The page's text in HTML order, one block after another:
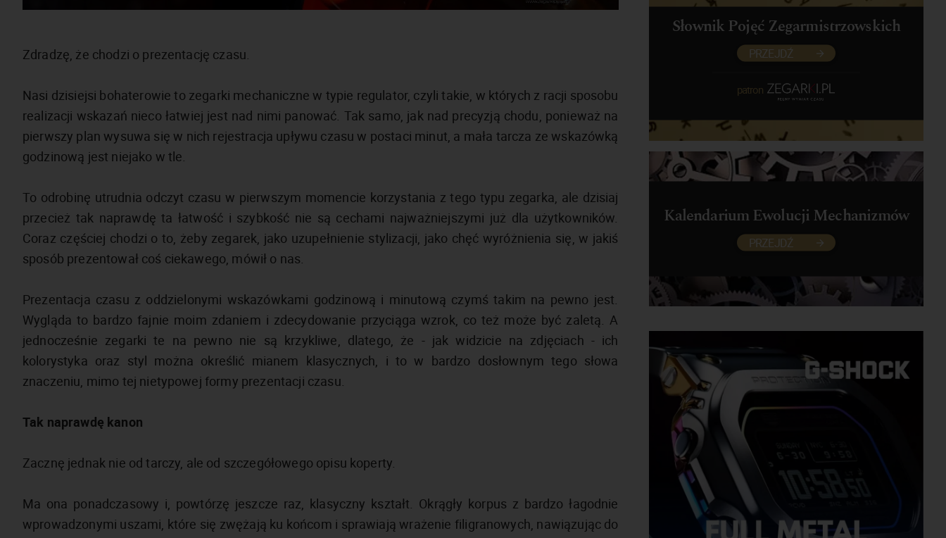
Zdradzę, że chodzi o prezentację czasu.
Nasi dzisiejsi bohaterowie to zegarki mechaniczne w typie regulator, czyli takie, w których z racji sposobu
realizacji wskazań nieco łatwiej jest nad nimi panować. Tak samo, jak nad precyzją chodu, ponieważ na
pierwszy plan wysuwa się w nich rejestracja upływu czasu w postaci minut, a mała tarcza ze wskazówką
godzinową jest niejako w tle.
To odrobinę utrudnia odczyt czasu w pierwszym momencie korzystania z tego typu zegarka, ale dzisiaj
przecież tak naprawdę ta łatwość i szybkość nie są cechami najważniejszymi już dla użytkowników.
Coraz częściej chodzi o to, żeby zegarek, jako uzupełnienie stylizacji, jako chęć wyróżnienia się, w jakiś
sposób prezentował coś ciekawego, mówił o nas.
Prezentacja czasu z oddzielonymi wskazówkami godzinową i minutową czymś takim na pewno jest.
Wygląda to bardzo fajnie moim zdaniem i zdecydowanie przyciąga wzrok, co też może być zaletą. A
jednocześnie zegarki te na pewno nie są krzykliwe, dlatego, że - jak widzicie na zdjęciach - ich
kolorystyka oraz styl można określić mianem klasycznych, i to w bardzo dosłownym tego słowa
znaczeniu, mimo tej nietypowej formy prezentacji czasu.
Tak naprawdę kanon
Zacznę jednak nie od tarczy, ale od szczegółowego opisu koperty.
Ma ona ponadczasowy i, powtórzę jeszcze raz, klasyczny kształt. Okrągły korpus z bardzo łagodnie
wprowadzonymi uszami, które się zwężają ku końcom i sprawiają wrażenie filigranowych, nawiązując do
Słownik Pojęć Zegarmistrzowskich
PRZEJDŹ
patron
Kalendarium Ewolucji Mechanizmów
PRZEJDŹ